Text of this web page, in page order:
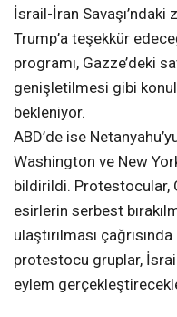
İsrail-İran Savaşı’ndaki
Trump’a teşekkür
programı, Gazze’deki
genişletilmesi gibi
bekleniyor.
ABD’de ise
Washington ve New
bildirildi. Protestocular,
esirlerin serbest
ulaştırılması
protestocu gruplar,
eylem